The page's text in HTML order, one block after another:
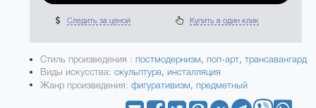
Следить за ценой Купить в один клик
Стиль произведения : постмодернизм,поп-арт,трансавангард
Виды искусства:скульптура,инсталляция
Жанр произведения: фигуративизм,предметный